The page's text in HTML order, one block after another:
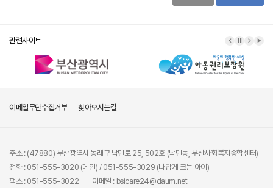
관련사이트
이메일무단수집거부 찾아오시는길
주소 : (47880) 부산광역시 동래구 낙민로 25, 502호 (낙민동, 부산사회복지종합센터)
전화 : 051-555-3020 (메인) / 051-555-3029 (나답게 크는 아이)
팩스 : 051-555-3022
이메일 : bsicare24@daum.net